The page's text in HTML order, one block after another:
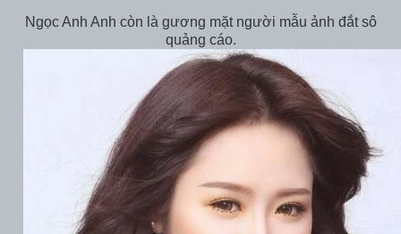
Ngọc Anh Anh còn là gương mặt người mẫu ảnh đắt sô
quảng cáo.